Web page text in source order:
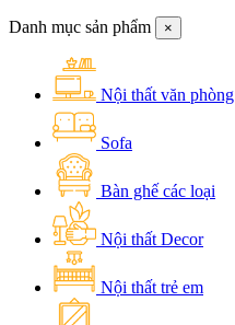
Danh mục sản phẩm ×
Nội thất văn phòng
Sofa
Bàn ghế các loại
Nội thất Decor
Nội thất trẻ em